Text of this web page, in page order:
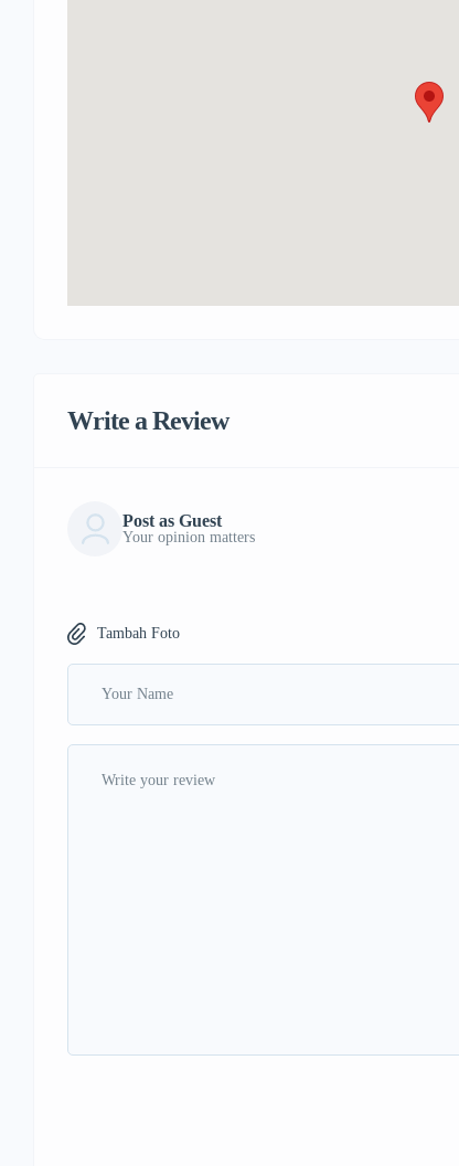
Write a Review
Post as Guest
Your opinion matters
Tambah Foto